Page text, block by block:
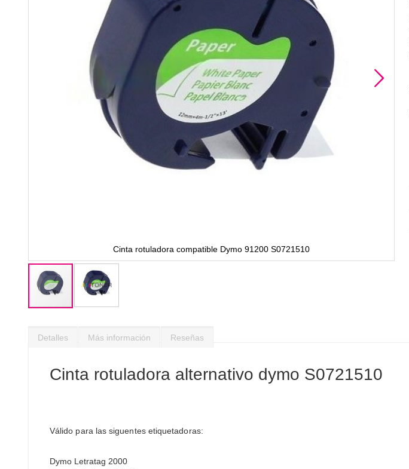
Cinta rotuladora compatible Dymo 91200 S0721510
comienzo
galería
Detalles
Cinta rotuladora alternativo dymo S0721510
Válido para las siguentes etiquetadoras:
Dymo Letratag 2000
Más información Reseñas